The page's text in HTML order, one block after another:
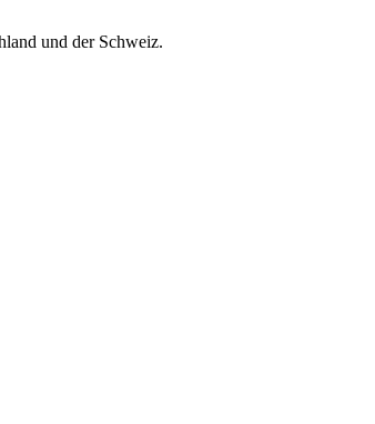
und der Schweiz.